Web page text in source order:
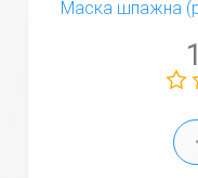
Маска шпажна